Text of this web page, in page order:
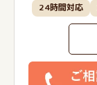
24時間対応